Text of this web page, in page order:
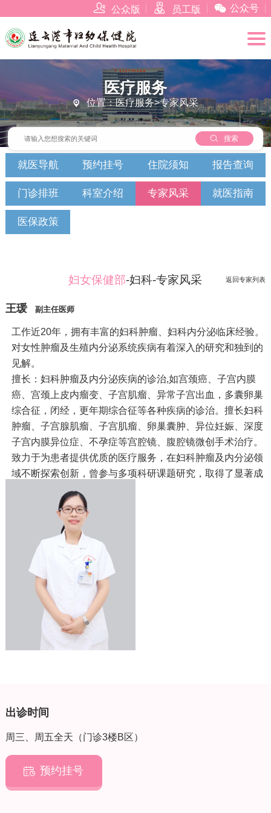
 公众版  员工版  公众号
 搜索
医疗服务
 位置：医疗服务>专家风采
就医导航 预约挂号 住院须知 报告查询
门诊排班 科室介绍 专家风采 就医指南
医保政策
妇女保健部-妇科-专家风采 返回专家列表
王瑗 副主任医师
工作近20年，拥有丰富的妇科肿瘤、妇科内分泌临床经验。
对女性肿瘤及生殖内分泌系统疾病有着深入的研究和独到的
见解。
擅长：妇科肿瘤及内分泌疾病的诊治,如宫颈癌、子宫内膜
癌、宫颈上皮内瘤变、子宫肌瘤、异常子宫出血，多囊卵巢
综合征，闭经，更年期综合征等各种疾病的诊治。擅长妇科
肿瘤、子宫腺肌瘤、子宫肌瘤、卵巢囊肿、异位妊娠、深度
子宫内膜异位症、不孕症等宫腔镜、腹腔镜微创手术治疗。
致力于为患者提供优质的医疗服务，在妇科肿瘤及内分泌领
域不断探索创新，曾参与多项科研课题研究，取得了显著成
任职：连云港市医师协会妇产科分会委员、连云港市保健协
会健康专业委员会委员、连云港市抗癌协会妇科肿瘤专业委
员会委员、中国妇幼保健协会妇科内分泌健康扶贫工作学组
青年委员
出诊时间
周三、周五全天（门诊3楼B区）
 预约挂号